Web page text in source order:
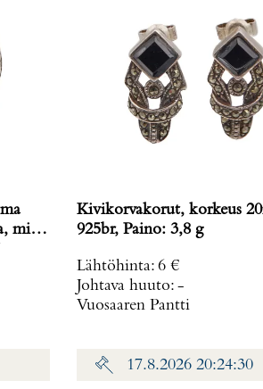
Kivikorvakorut, korkeus
925br, Paino: 3,8 g
Lähtöhinta: 6 €
Johtava huuto: -
Vuosaaren Pantti
17.8.2026 20:24:30